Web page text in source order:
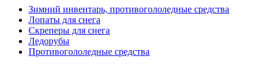
Зимний инвентарь, противогололедные средства
Лопаты для снега
Скреперы для снега
Ледорубы
Противогололедные средства